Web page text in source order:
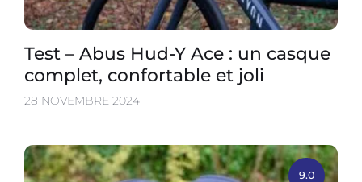
Test – Abus Hud-Y Ace : un casque
complet, confortable et joli
28 NOVEMBRE 2024
9.0